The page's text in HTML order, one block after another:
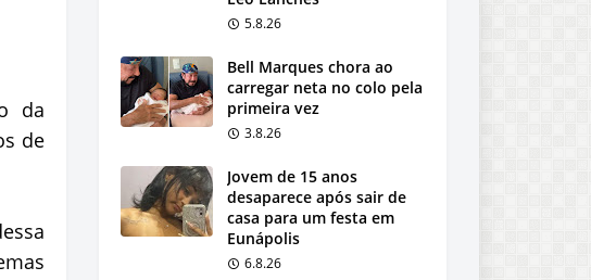
da
de
5.8.26
Bell Marques chora ao
carregar neta no colo pela
primeira vez
3.8.26
Jovem de 15 anos
desaparece após sair de
casa para um festa em
Eunápolis
6.8.26